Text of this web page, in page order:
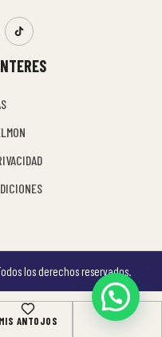
MIS ANTOJOS
los derechos reservados.